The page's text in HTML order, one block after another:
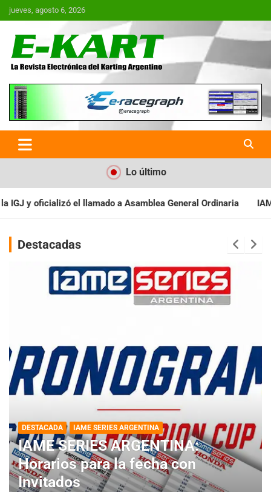
Saltar
al
jueves, agosto 6, 2026
E-Kart.com.ar | La Revista
Electrónica del Karting en
Argentina
Lo último
General Ordinaria IAME SERIES ARGENTINA:
Destacadas
DESTACADA IAME SERIES ARGENTINA
IAME SERIES ARGENTINA:
Horarios para la fecha con
Invitados